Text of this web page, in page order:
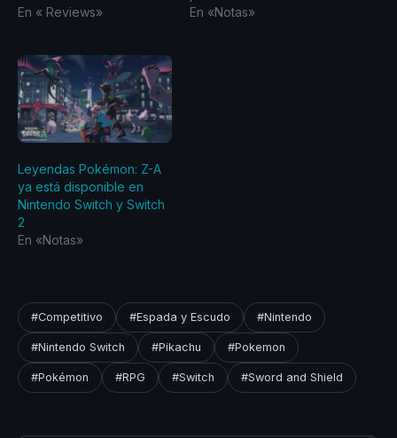
En «‎ Reviews‎»
En «Notas»
Leyendas Pokémon: Z-A
ya está disponible en
Nintendo Switch y Switch
2
En «Notas»
#Competitivo #Espada y Escudo #Nintendo
#Nintendo Switch #Pikachu #Pokemon
#Pokémon #RPG #Switch #Sword and Shield